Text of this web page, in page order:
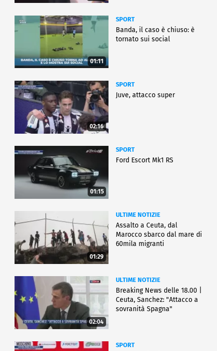
01:11
SPORT
Banda, il caso è chiuso: è
tornato sui social
02:16
SPORT
Juve, attacco super
01:15
SPORT
Ford Escort Mk1 RS
01:29
ULTIME NOTIZIE
Assalto a Ceuta, dal
Marocco sbarco dal mare di
60mila migranti
02:04
ULTIME NOTIZIE
Breaking News delle 18.00 |
Ceuta, Sanchez: "Attacco a
sovranità Spagna"
SPORT